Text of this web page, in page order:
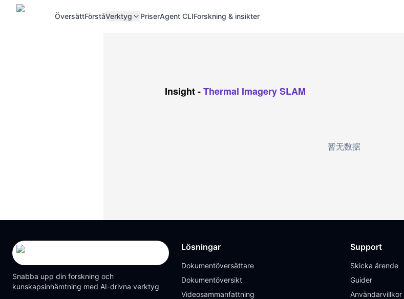
ÖversättFörståVerktyg PriserAgent CLIForskning & insikter
Insight-Thermal Imagery SLAM
暂无数据
Snabba upp din forskning och
kunskapsinhämtning med AI-drivna verktyg
Lösningar
Dokumentöversättare
Dokumentöversikt
Videosammanfattning
Support
Skicka ärende
Guider
Användarvillkor